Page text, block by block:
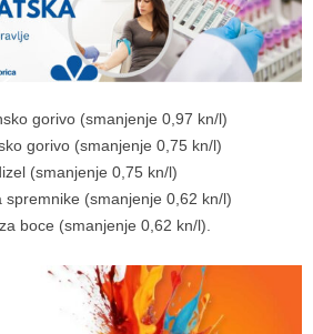
gorivo (smanjenje 0,97 kn/l)
gorivo (smanjenje 0,75 kn/l)
(smanjenje 0,75 kn/l)
spremnike (smanjenje 0,62 kn/l)
boce (smanjenje 0,62 kn/l).